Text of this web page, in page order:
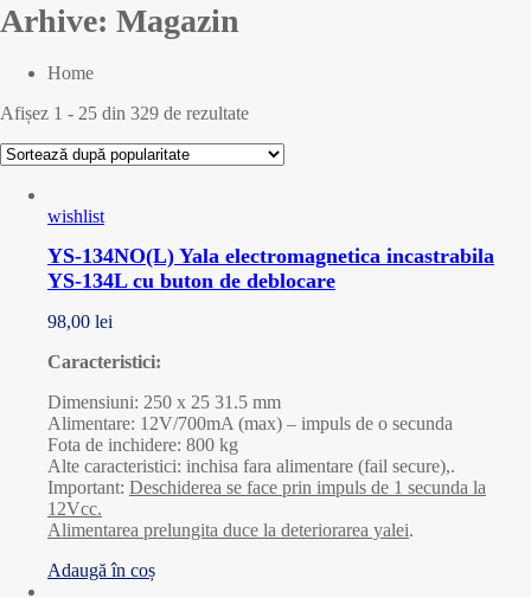
Arhive: Magazin
Home
Afișez 1 - 25 din 329 de rezultate
wishlist
YS-134NO(L) Yala electromagnetica incastrabila
YS-134L cu buton de deblocare
98,00 lei
Caracteristici:
Dimensiuni: 250 x 25 31.5 mm
Alimentare: 12V/700mA (max) – impuls de o secunda
Fota de inchidere: 800 kg
Alte caracteristici: inchisa fara alimentare (fail secure),.
Important: Deschiderea se face prin impuls de 1 secunda la
12Vcc.
Alimentarea prelungita duce la deteriorarea yalei.
Adaugă în coș